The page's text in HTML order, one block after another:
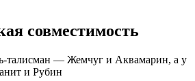
совместимость
талисман — Жемчуг и Аквамарин, а у
и Рубин